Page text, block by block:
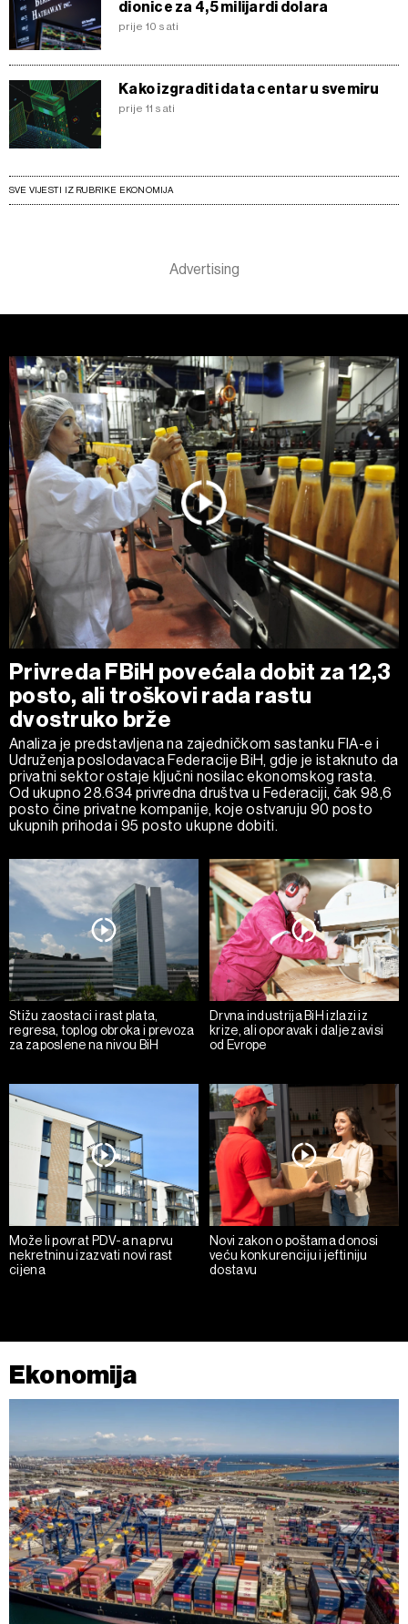
dionice za 4,5 milijardi dolara
prije 10 sati
Kako izgraditi data centar u svemiru
prije 11 sati
SVE VIJESTI IZ RUBRIKE EKONOMIJA
Privreda FBiH povećala dobit za 12,3
posto, ali troškovi rada rastu
dvostruko brže
Analiza je predstavljena na zajedničkom sastanku FIA-e i
Udruženja poslodavaca Federacije BiH, gdje je istaknuto da
privatni sektor ostaje ključni nosilac ekonomskog rasta.
Od ukupno 28.634 privredna društva u Federaciji, čak 98,6
posto čine privatne kompanije, koje ostvaruju 90 posto
ukupnih prihoda i 95 posto ukupne dobiti.
Stižu zaostaci i rast plata,
regresa, toplog obroka i prevoza
za zaposlene na nivou BiH
Drvna industrija BiH izlazi iz
krize, ali oporavak i dalje zavisi
od Evrope
Može li povrat PDV-a na prvu
nekretninu izazvati novi rast
cijena
Novi zakon o poštama donosi
veću konkurenciju i jeftiniju
dostavu
Ekonomija